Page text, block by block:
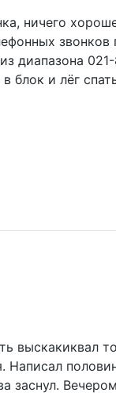
ничего
диапазона
блок и лёг
выскакиквал
Написал